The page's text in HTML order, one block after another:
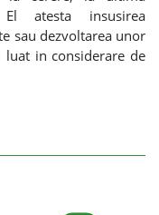
atesta insusirea
sau dezvoltarea unor
in considerare de